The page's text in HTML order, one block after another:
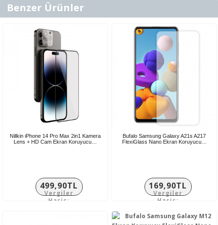
Benzer Ürünler
Nillkin iPhone 14 Pro Max 2in1 Kamera
Lens + HD Cam Ekran Koruyucu…
499,90TL
Vergiler
Hariç:
Bufalo Samsung Galaxy A21s A217
FlexiGlass Nano Ekran Koruyucu…
169,90TL
Vergiler
Hariç: